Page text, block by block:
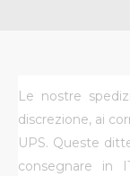
Le nostre
discrezione, ai
UPS. Queste
consegnare in